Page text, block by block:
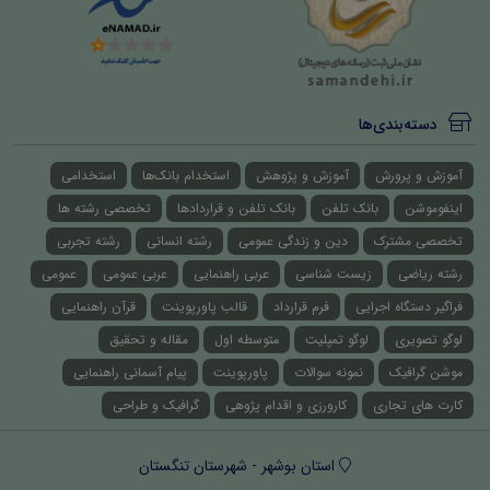
دسته‌بندی‌ها
آموزش و پرورش آموزش و پژوهش استخدام بانک‌ها
استخدامی
اینفوموشن
بانک تلفن بانک تلفن و قراردادها
تخصصی رشته ها
تخصصی مشترک
دین و زندگی عمومی رشته انسانی
رشته تجربی
رشته ریاضی
زیست شناسی عربی راهنمایی عربی عمومی
عمومی
فراگیر دستگاه اجرایی
فرم قرارداد قالب پاورپوینت
قرآن راهنمایی
لوگو تصویری
لوگو تمپلیت متوسطه اول
مقاله و تحقیق
موشن گرافیک
نمونه سوالات پاورپوینت
پیام آسمانی راهنمایی
کارت های تجاری
کارورزی و اقدام پژوهی گرافیک و طراحی
استان بوشهر - شهرستان تنگستان